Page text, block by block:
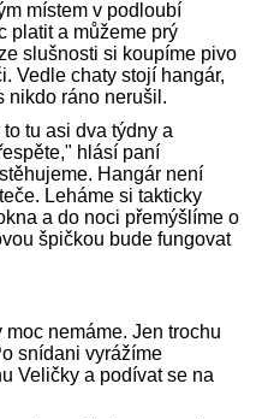
místem v podloubí
platit a můžeme prý
slušnosti si koupíme pivo
Vedle chaty stojí hangár,
nikdo ráno nerušil.
tu asi dva týdny a
hlásí paní
Hangár není
Leháme si takticky
a do noci přemýšlíme o
špičkou bude fungovat
nemáme. Jen trochu
snídani vyrážíme
Veličky a podívat se na